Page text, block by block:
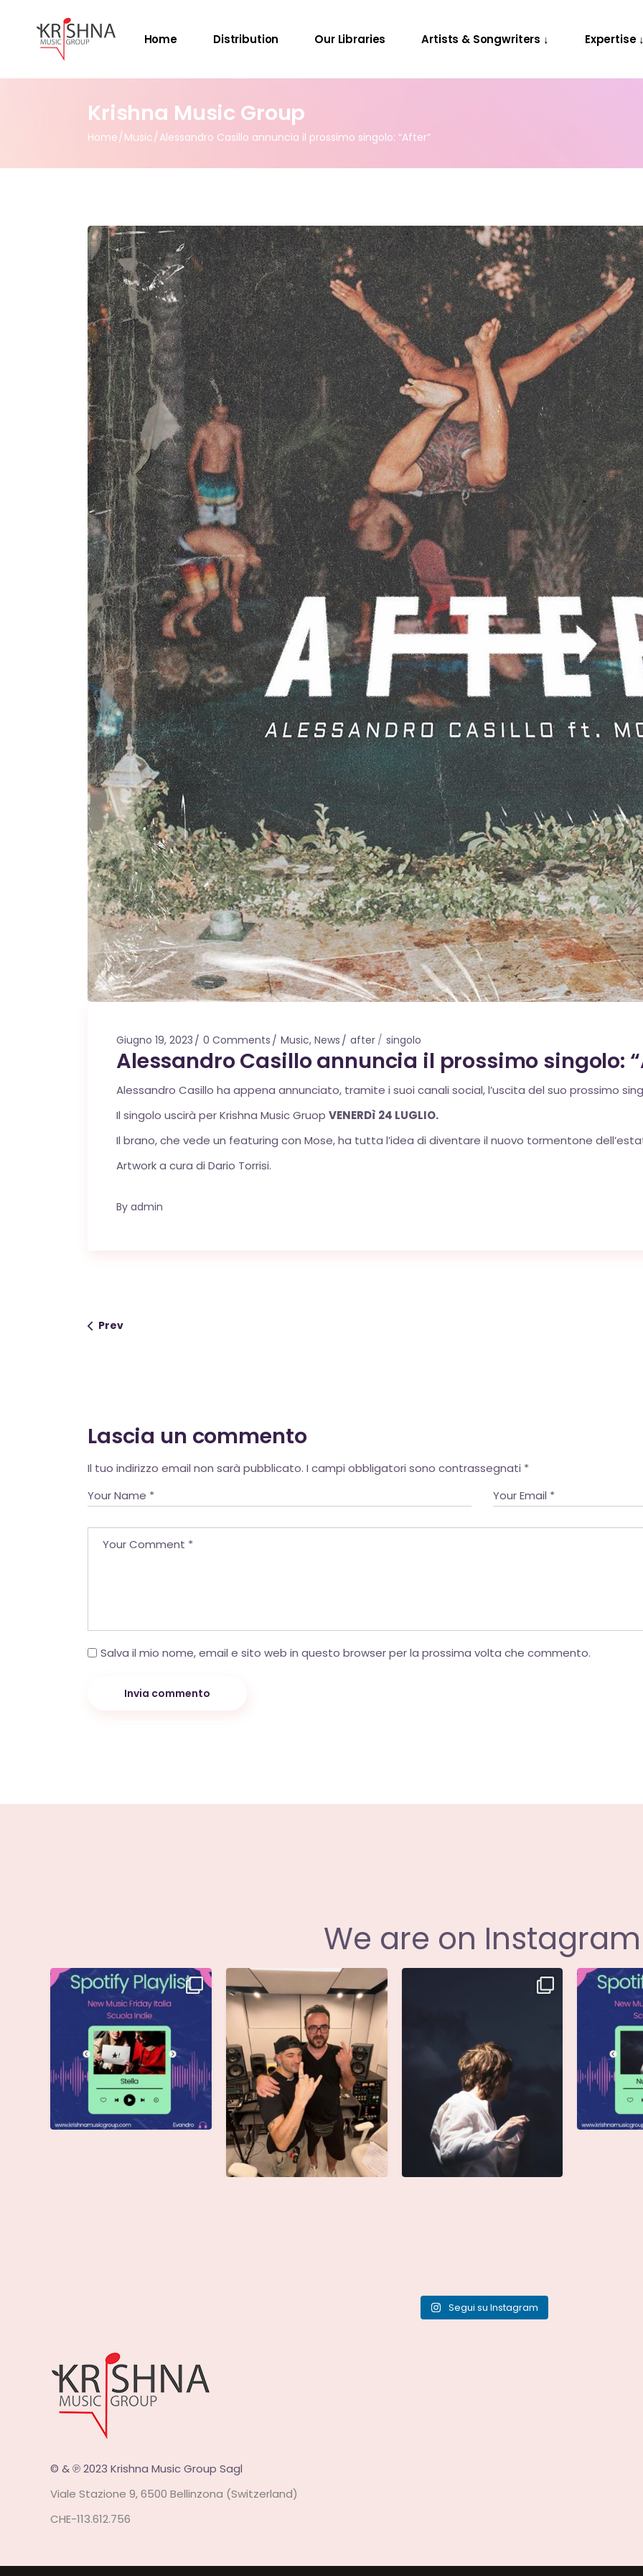
Home Distribution Our Libraries Artists & Songwriters ↓ Expertise
Projects
Krishna Music Group
Home Music Alessandro Casillo annuncia il prossimo singolo: “After”
Giugno 19, 2023 0 Comments Music, News after singolo
Alessandro Casillo annuncia il prossimo singolo:
Alessandro Casillo ha appena annunciato, tramite i suoi canali social, l’uscita del suo prossimo
Il singolo uscirà per Krishna Music Gruop VENERDì 24 LUGLIO.
Il brano, che vede un featuring con Mose, ha tutta l’idea di diventare il nuovo tormentone
Artwork a cura di Dario Torrisi.
By admin
Prev
Lascia un commento
Il tuo indirizzo email non sarà pubblicato. I campi obbligatori sono contrassegnati *
Salva il mio nome, email e sito web in questo browser per la prossima volta che commento.
Invia commento
We are on Instagram
Stella di @musicadievandro è
disponibile su tutte...
Siamo entusiasti di annunciare
che @moseofficial...
Nuova
Segui su Instagram
© & ℗ 2023 Krishna Music Group Sagl
Viale Stazione 9, 6500 Bellinzona (Switzerland)
CHE-113.612.756